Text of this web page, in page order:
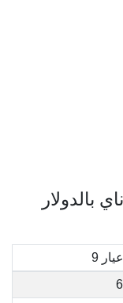
بالدولار
9